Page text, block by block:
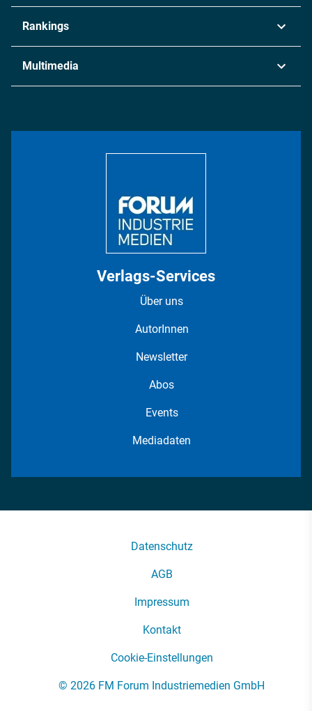
Chemie
Metall
Energie
Rankings
Multimedia
Verlags-Services
Über uns
AutorInnen
Newsletter
Abos
Events
Mediadaten
Datenschutz
AGB
Impressum
Kontakt
Cookie-Einstellungen
© 2026 FM Forum Industriemedien GmbH